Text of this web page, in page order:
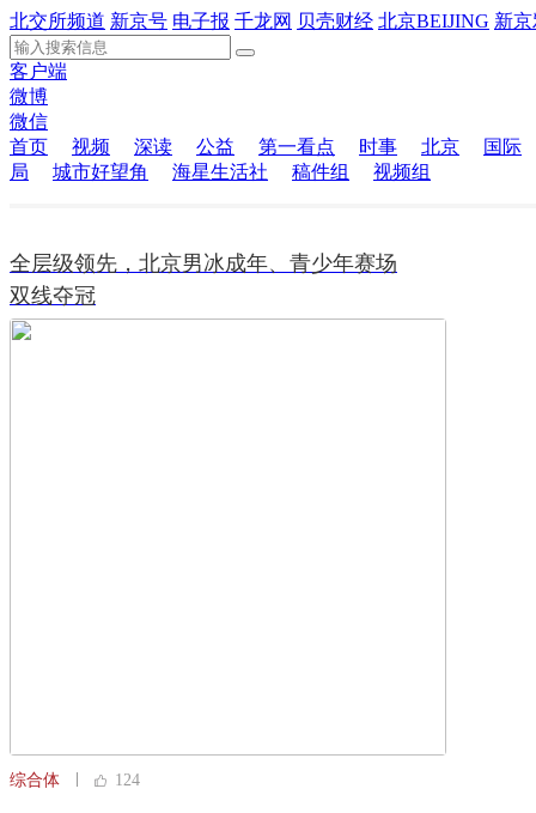
北交所频道 新京号 电子报 千龙网 贝壳财经 北京BEIJING 新
客户端
微博
微信
首页
视频 深读 公益 第一看点 时事 北京
国际
局
城市好望角 海星生活社 稿件组 视频组
全层级领先，北京男冰成年、青少年赛场
双线夺冠
综合体 124